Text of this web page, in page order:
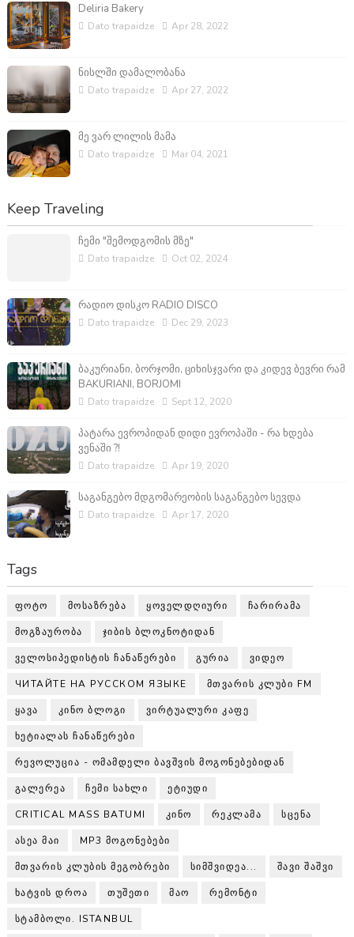
Deliria Bakery
Dato trapaidze Apr 28, 2022
ნისლში დამალობანა
Dato trapaidze Apr 27, 2022
მე ვარ ლილის მამა
Dato trapaidze Mar 04, 2021
Keep Traveling
ჩემი "შემოდგომის მზე"
Dato trapaidze Oct 02, 2024
რადიო დისკო RADIO DISCO
Dato trapaidze Dec 29, 2023
ბაკურიანი, ბორჯომი, ციხისჯვარი და კიდევ ბევრი რამ
BAKURIANI, BORJOMI
Dato trapaidze Sept 12, 2020
პატარა ევროპიდან დიდი ევროპაში - რა ხდება
ვენაში ?!
Dato trapaidze Apr 19, 2020
საგანგებო მდგომარეობის საგანგებო სევდა
Dato trapaidze Apr 17, 2020
Tags
ᲤᲝᲢᲝ ᲛᲝᲡᲐᲖᲠᲔᲑᲐ ᲧᲝᲕᲔᲚᲓᲦᲘᲣᲠᲘ ᲩᲐᲠᲘᲠᲐᲛᲐ
ᲛᲝᲒᲖᲐᲣᲠᲝᲑᲐ ᲯᲘᲑᲘᲡ ᲑᲚᲝᲙᲜᲝᲢᲘᲓᲐᲜ
ᲕᲔᲚᲝᲡᲘᲞᲔᲓᲘᲡᲢᲘᲡ ᲩᲐᲜᲐᲬᲔᲠᲔᲑᲘ ᲒᲣᲠᲘᲐ ᲕᲘᲓᲔᲝ
ЧИТАЙТЕ НА РУССКОМ ЯЗЫКЕ ᲛᲗᲕᲐᲠᲘᲡ ᲙᲚᲣᲑᲘ FM
ᲧᲐᲕᲐ ᲙᲘᲜᲝ ᲑᲚᲝᲒᲘ ᲕᲘᲠᲢᲣᲐᲚᲣᲠᲘ ᲙᲐᲤᲔ
ᲮᲔᲢᲘᲐᲚᲐᲡ ᲩᲐᲜᲐᲬᲔᲠᲔᲑᲘ
ᲠᲔᲕᲝᲚᲣᲪᲘᲐ - ᲝᲛᲐᲛᲓᲔᲚᲘ ᲑᲐᲕᲨᲕᲘᲡ ᲛᲝᲒᲝᲜᲔᲑᲔᲑᲘᲓᲐᲜ
ᲒᲐᲚᲔᲠᲔᲐ ᲩᲔᲛᲘ ᲡᲐᲮᲚᲘ ᲔᲢᲘᲣᲓᲘ
CRITICAL MASS BATUMI ᲙᲘᲜᲝ ᲠᲔᲙᲚᲐᲛᲐ ᲡᲪᲔᲜᲐ
ᲐᲡᲔᲐ ᲛᲐᲘ MP3 ᲛᲝᲒᲝᲜᲔᲑᲔᲑᲘ
ᲛᲗᲕᲐᲠᲘᲡ ᲙᲚᲣᲑᲘᲡ ᲛᲔᲒᲝᲑᲠᲔᲑᲘ ᲡᲘᲛᲨᲕᲘᲓᲔᲐ... ᲨᲐᲕᲘ ᲨᲐᲨᲕᲘ
ᲮᲐᲢᲕᲘᲡ ᲓᲠᲝᲐ ᲗᲣᲨᲔᲗᲘ ᲛᲐᲝ ᲠᲔᲛᲝᲜᲢᲘ
ᲡᲢᲐᲛᲑᲝᲚᲘ. ISTANBUL